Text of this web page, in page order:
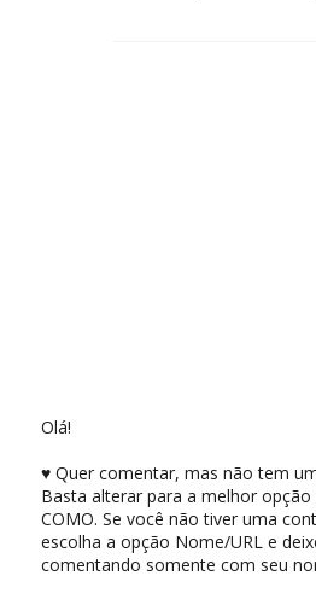
Olá!
♥ Quer comentar, mas não tem
Basta alterar para a melhor opção
COMO. Se você não tiver uma
escolha a opção Nome/URL e
comentando somente com seu